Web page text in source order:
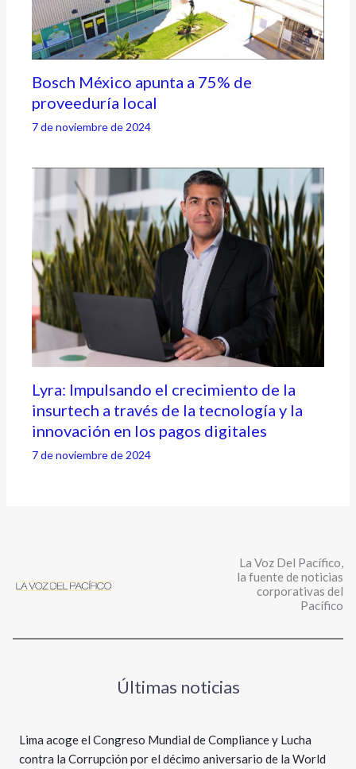
Bosch México apunta a 75% de
proveeduría local
7 de noviembre de 2024
Lyra: Impulsando el crecimiento de la
insurtech a través de la tecnología y la
innovación en los pagos digitales
7 de noviembre de 2024
La Voz Del Pacífico,
la fuente de noticias
corporativas del
Pacífico
Últimas noticias
Lima acoge el Congreso Mundial de Compliance y Lucha
contra la Corrupción por el décimo aniversario de la World